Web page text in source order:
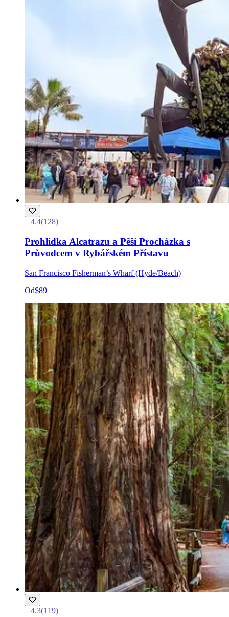
4.4(128)
Prohlídka Alcatrazu a Pěší Procházka s
Průvodcem v Rybářském Přístavu
San Francisco Fisherman’s Wharf (Hyde/Beach)
Od$89
4.3(119)